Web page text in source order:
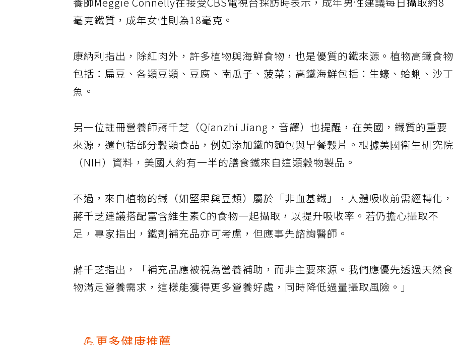
養師Meggie Connelly在接受CBS電視台採訪時表示，成年男性建議每日攝取約8
毫克鐵質，成年女性則為18毫克。
康納利指出，除紅肉外，許多植物與海鮮食物，也是優質的鐵來源。植物高鐵食物
包括：扁豆、各類豆類、豆腐、南瓜子、菠菜；高鐵海鮮包括：生蠔、蛤蜊、沙丁
魚。
另一位註冊營養師蔣千芝（Qianzhi Jiang，音譯）也提醒，在美國，鐵質的重要
來源，還包括部分穀類食品，例如添加鐵的麵包與早餐穀片。根據美國衛生研究院
（NIH）資料，美國人約有一半的膳食鐵來自這類穀物製品。
不過，來自植物的鐵（如堅果與豆類）屬於「非血基鐵」，人體吸收前需經轉化，
蔣千芝建議搭配富含維生素C的食物一起攝取，以提升吸收率。若仍擔心攝取不
足，專家指出，鐵劑補充品亦可考慮，但應事先諮詢醫師。
蔣千芝指出，「補充品應被視為營養補助，而非主要來源。我們應優先透過天然食
物滿足營養需求，這樣能獲得更多營養好處，同時降低過量攝取風險。」